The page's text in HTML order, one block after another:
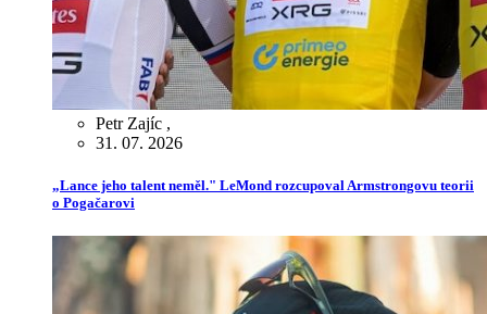
Petr Zajíc ,
31. 07. 2026
„Lance jeho talent neměl." LeMond rozcupoval Armstrongovu teorii
o Pogačarovi